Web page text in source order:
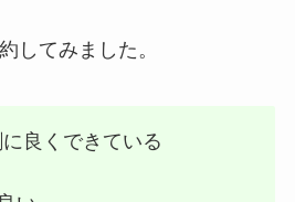
してみました。
に良くできている